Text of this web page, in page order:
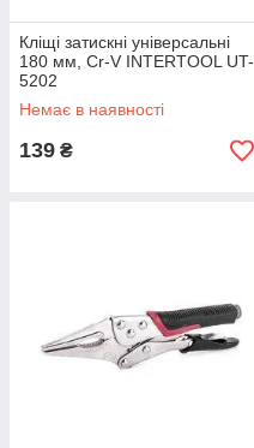
Кліщі затискні універсальні
180 мм, Cr-V INTERTOOL UT-
5202
Немає в наявності
139 ₴